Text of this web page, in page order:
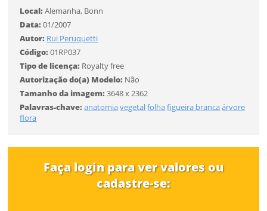
Local:Alemanha, Bonn
Data:01/2007
Autor: Rui Peruquetti
Código:01RP037
Tipo de licença: Royalty free
Autorização do(a) Modelo: Não
Tamanho da imagem:3648 x 2362
Palavras-chave:anatomiavegetalfolhafigueira brancaárvore
flora
Faça login para ver valores ou
cadastre-se:
FINALIZAR
ENTRAR
Tipo de download
Limite de download